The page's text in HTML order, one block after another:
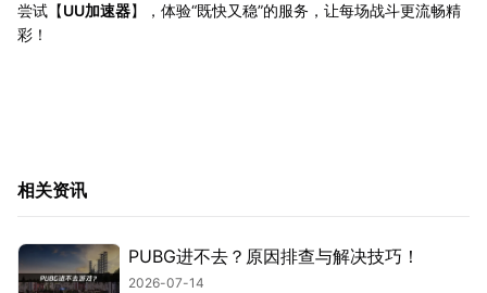
尝试【UU加速器】，体验“既快又稳”的服务，让每场战斗更流畅精
彩！
相关资讯
PUBG进不去？原因排查与解决技巧！
2026-07-14